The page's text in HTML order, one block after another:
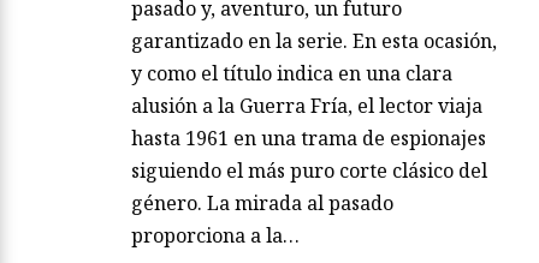
pasado y, aventuro, un futuro
garantizado en la serie. En esta ocasión,
y como el título indica en una clara
alusión a la Guerra Fría, el lector viaja
hasta 1961 en una trama de espionajes
siguiendo el más puro corte clásico del
género. La mirada al pasado
proporciona a la…